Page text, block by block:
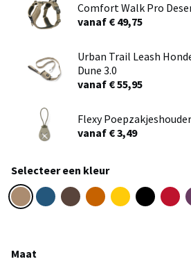
Comfort Walk Pro
vanaf € 49,75
Urban Trail Leash
Dune 3.0
vanaf € 55,95
Flexy
vanaf € 3,49
Selecteer een kleur
Maat